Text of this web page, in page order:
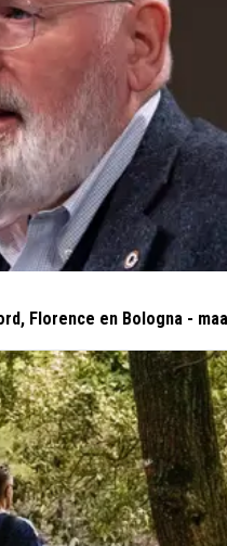
Florence en Bologna -